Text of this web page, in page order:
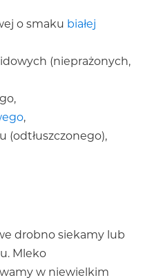
o smaku białej
(nieprażonych,
,
(odtłuszczonego),
drobno siekamy lub
Mleko
w niewielkim